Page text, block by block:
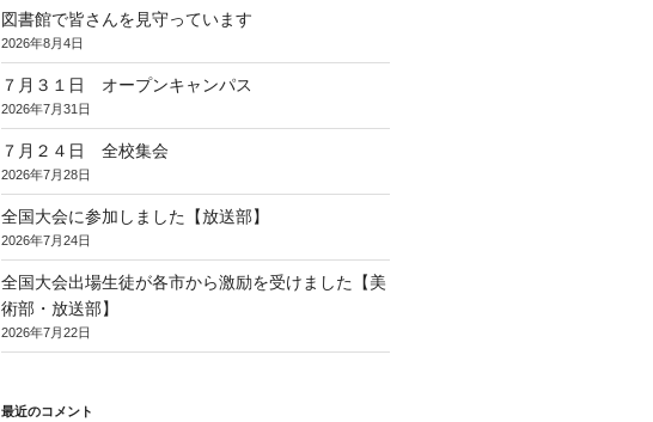
図書館で皆さんを見守っています
2026年8月4日
７月３１日 オープンキャンパス
2026年7月31日
７月２４日 全校集会
2026年7月28日
全国大会に参加しました【放送部】
2026年7月24日
全国大会出場生徒が各市から激励を受けました【美
術部・放送部】
2026年7月22日
最近のコメント